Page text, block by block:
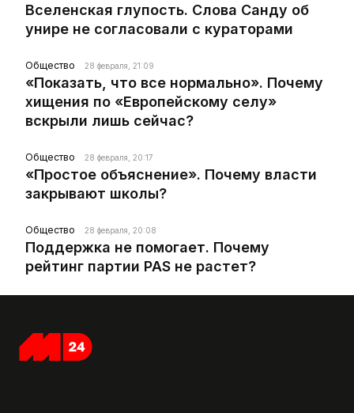
Вселенская глупость. Слова Санду об
унире не согласовали с кураторами
Общество 28 февраля, 21:09
«Показать, что все нормально». Почему
хищения по «Европейскому селу»
вскрыли лишь сейчас?
Общество 28 февраля, 20:17
«Простое объяснение». Почему власти
закрывают школы?
Общество 28 февраля, 20:08
Поддержка не помогает. Почему
рейтинг партии PAS не растет?